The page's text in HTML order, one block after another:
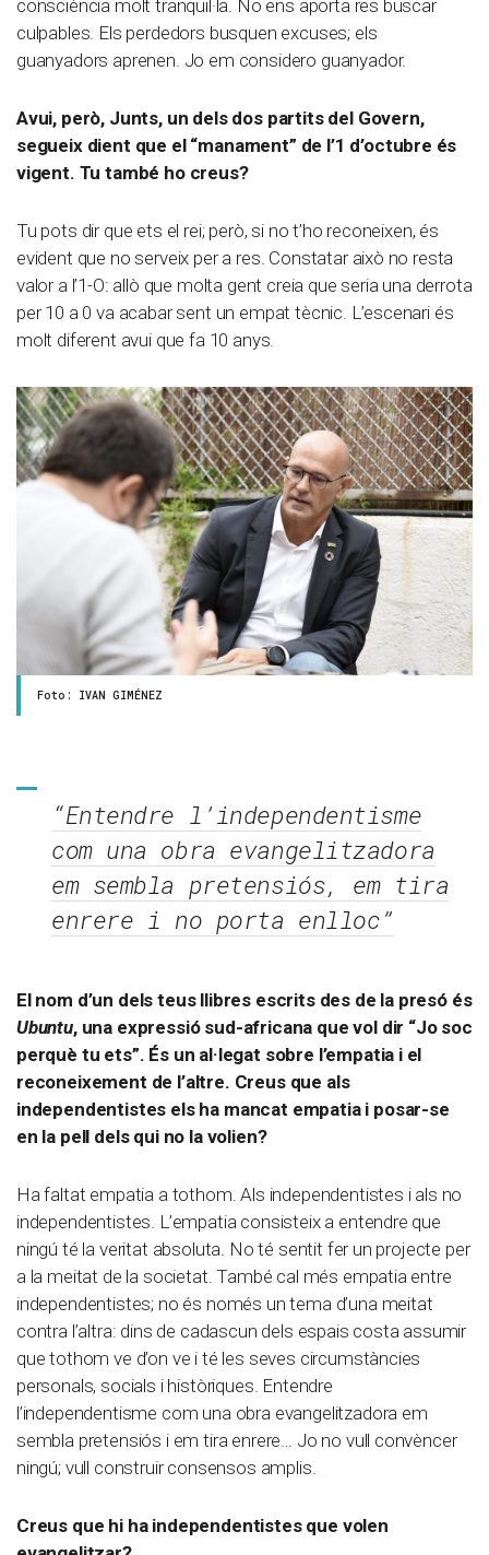
consciència molt tranquil·la. No ens aporta res buscar
culpables. Els perdedors busquen excuses; els
guanyadors aprenen. Jo em considero guanyador.
Avui, però, Junts, un dels dos partits del Govern,
segueix dient que el “manament” de l’1 d’octubre és
vigent. Tu també ho creus?
Tu pots dir que ets el rei; però, si no t’ho reconeixen, és
evident que no serveix per a res. Constatar això no resta
valor a l’1-O: allò que molta gent creia que seria una derrota
per 10 a 0 va acabar sent un empat tècnic. L’escenari és
molt diferent avui que fa 10 anys.
Foto: IVAN GIMÉNEZ
“Entendre l’independentisme
com una obra evangelitzadora
em sembla pretensiós, em tira
enrere i no porta enlloc”
El nom d’un dels teus llibres escrits des de la presó és
Ubuntu, una expressió sud-africana que vol dir “Jo soc
perquè tu ets”. És un al·legat sobre l’empatia i el
reconeixement de l’altre. Creus que als
independentistes els ha mancat empatia i posar-se
en la pell dels qui no la volien?
Ha faltat empatia a tothom. Als independentistes i als no
independentistes. L’empatia consisteix a entendre que
ningú té la veritat absoluta. No té sentit fer un projecte per
a la meitat de la societat. També cal més empatia entre
independentistes; no és només un tema d’una meitat
contra l’altra: dins de cadascun dels espais costa assumir
que tothom ve d’on ve i té les seves circumstàncies
personals, socials i històriques. Entendre
l’independentisme com una obra evangelitzadora em
sembla pretensiós i em tira enrere… Jo no vull convèncer
ningú; vull construir consensos amplis.
Creus que hi ha independentistes que volen